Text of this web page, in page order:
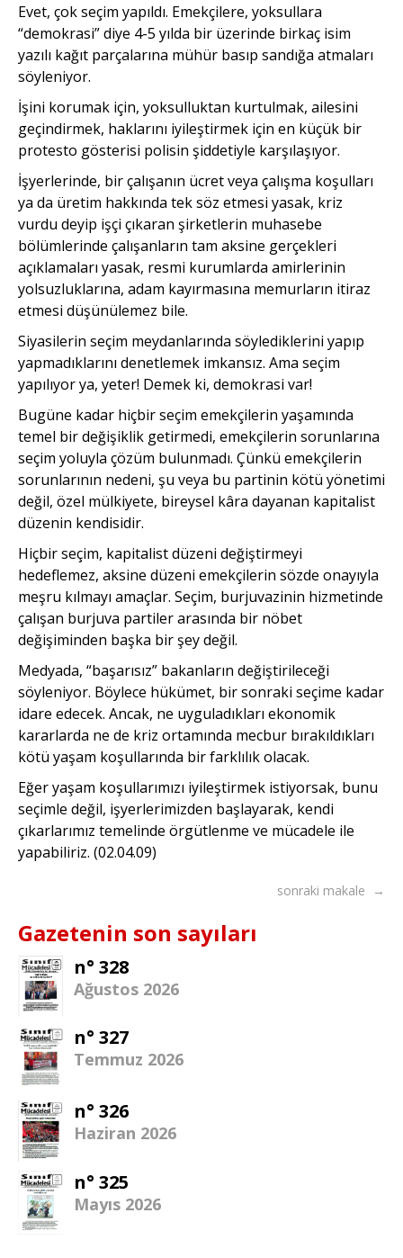
Evet, çok seçim yapıldı. Emekçilere, yoksullara
“demokrasi” diye 4-5 yılda bir üzerinde birkaç isim
yazılı kağıt parçalarına mühür basıp sandığa atmaları
söyleniyor.
İşini korumak için, yoksulluktan kurtulmak, ailesini
geçindirmek, haklarını iyileştirmek için en küçük bir
protesto gösterisi polisin şiddetiyle karşılaşıyor.
İşyerlerinde, bir çalışanın ücret veya çalışma koşulları
ya da üretim hakkında tek söz etmesi yasak, kriz
vurdu deyip işçi çıkaran şirketlerin muhasebe
bölümlerinde çalışanların tam aksine gerçekleri
açıklamaları yasak, resmi kurumlarda amirlerinin
yolsuzluklarına, adam kayırmasına memurların itiraz
etmesi düşünülemez bile.
Siyasilerin seçim meydanlarında söylediklerini yapıp
yapmadıklarını denetlemek imkansız. Ama seçim
yapılıyor ya, yeter! Demek ki, demokrasi var!
Bugüne kadar hiçbir seçim emekçilerin yaşamında
temel bir değişiklik getirmedi, emekçilerin sorunlarına
seçim yoluyla çözüm bulunmadı. Çünkü emekçilerin
sorunlarının nedeni, şu veya bu partinin kötü yönetimi
değil, özel mülkiyete, bireysel kâra dayanan kapitalist
düzenin kendisidir.
Hiçbir seçim, kapitalist düzeni değiştirmeyi
hedeflemez, aksine düzeni emekçilerin sözde onayıyla
meşru kılmayı amaçlar. Seçim, burjuvazinin hizmetinde
çalışan burjuva partiler arasında bir nöbet
değişiminden başka bir şey değil.
Medyada, “başarısız” bakanların değiştirileceği
söyleniyor. Böylece hükümet, bir sonraki seçime kadar
idare edecek. Ancak, ne uyguladıkları ekonomik
kararlarda ne de kriz ortamında mecbur bırakıldıkları
kötü yaşam koşullarında bir farklılık olacak.
Eğer yaşam koşullarımızı iyileştirmek istiyorsak, bunu
seçimle değil, işyerlerimizden başlayarak, kendi
çıkarlarımız temelinde örgütlenme ve mücadele ile
yapabiliriz. (02.04.09)
sonraki makale →
Gazetenin son sayıları
n° 328
Ağustos 2026
n° 327
Temmuz 2026
n° 326
Haziran 2026
n° 325
Mayıs 2026